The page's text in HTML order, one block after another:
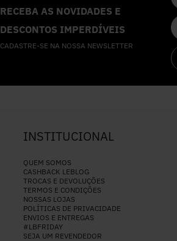
RECEBA AS NOVIDADES E
DESCONTOS IMPERDÍVEIS
CADASTRE-SE NA NOSSA NEWSLETTER
INSTITUCIONAL
QUEM SOMOS
CASHBACK LEBLOG
TROCAS E DEVOLUÇÕES
TERMOS E CONDIÇÕES
NOSSAS LOJAS
POLÍTICAS DE PRIVACIDADE
ENVIOS E ENTREGAS
#LBFRIDAY
SEJA UM REVENDEDOR